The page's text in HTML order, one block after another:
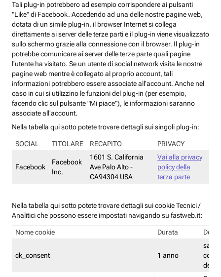
Tali plug-in potrebbero ad esempio corrispondere ai pulsanti
"Like" di Facebook. Accedendo ad una delle nostre pagine web,
dotata di un simile plug-in, il browser Internet si collega
direttamente ai server delle terze parti e il plug-in viene visualizzato
sullo schermo grazie alla connessione con il browser. Il plug-in
potrebbe comunicare ai server delle terze parte quali pagine
l'utente ha visitato. Se un utente di social network visita le nostre
pagine web mentre è collegato al proprio account, tali
informazioni potrebbero essere associate all'account. Anche nel
caso in cui si utilizzino le funzioni del plug-in (per esempio,
facendo clic sul pulsante "Mi piace"), le informazioni saranno
associate all'account.
Nella tabella qui sotto potete trovare dettagli sui singoli plug-in:
SOCIAL TITOLARE RECAPITO PRIVACY
Facebook
Facebook
Inc.
1601 S. California
Ave Palo Alto -
CA94304 USA
Vai alla privacy
policy della
terza parte
Nella tabella qui sotto potete trovare dettagli sui cookie Tecnici /
Analitici che possono essere impostati navigando su fastweb.it:
Nome cookie Durata
ck_consent 1 anno
salva
dei